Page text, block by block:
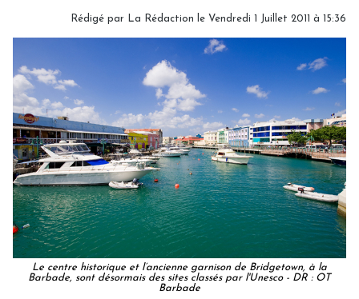
Rédigé par La Rédaction le Vendredi 1 Juillet 2011 à 15:36
Le centre historique et l’ancienne garnison de Bridgetown, à la
Barbade, sont désormais des sites classés par l'Unesco - DR : OT
Barbade